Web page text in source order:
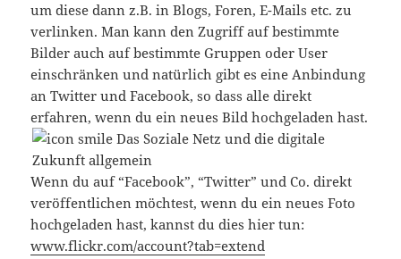
um diese dann z.B. in Blogs, Foren, E-Mails etc. zu
verlinken. Man kann den Zugriff auf bestimmte
Bilder auch auf bestimmte Gruppen oder User
einschränken und natürlich gibt es eine Anbindung
an Twitter und Facebook, so dass alle direkt
erfahren, wenn du ein neues Bild hochgeladen hast.
Wenn du auf “Facebook”, “Twitter” und Co. direkt
veröffentlichen möchtest, wenn du ein neues Foto
hochgeladen hast, kannst du dies hier tun:
www.flickr.com/account?tab=extend